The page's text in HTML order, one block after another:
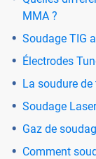
MMA ?
Soudage TIG
Électrodes
La soudure
Soudage
Gaz de
Comment